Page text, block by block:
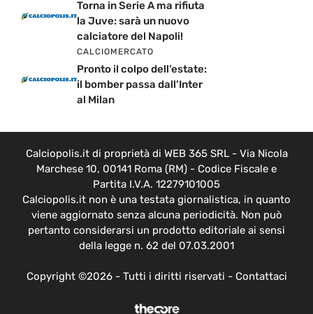
Torna in Serie A ma rifiuta
la Juve: sarà un nuovo
calciatore del Napoli!
CALCIOMERCATO
Pronto il colpo dell’estate:
il bomber passa dall’Inter
al Milan
Calciopolis.it di proprietà di WEB 365 SRL - Via Nicola
Marchese 10, 00141 Roma (RM) - Codice Fiscale e
Partita I.V.A. 12279101005
Calciopolis.it non è una testata giornalistica, in quanto
viene aggiornato senza alcuna periodicità. Non può
pertanto considerarsi un prodotto editoriale ai sensi
della legge n. 62 del 07.03.2001
Copyright ©2026 - Tutti i diritti riservati - Contattaci